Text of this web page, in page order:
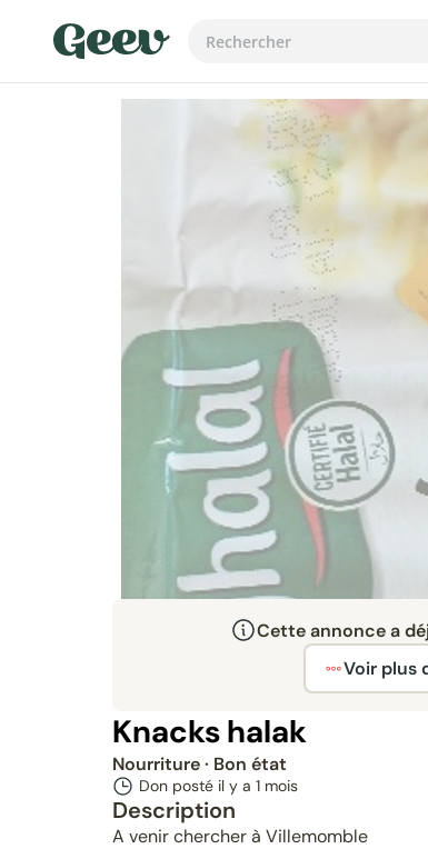
Cette annonce a
Voir plus
Knacks halak
Nourriture· Bon état
Don posté il y a 1 mois
Description
A venir chercher à Villemomble